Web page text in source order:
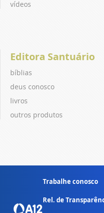
vídeos
Editora Santuário
bíblias
deus conosco
livros
outros produtos
Trabalhe conosco
Rel. de